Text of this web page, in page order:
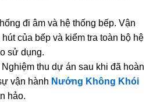
đi âm và hệ thống bếp. Vận
của bếp và kiểm tra toàn bộ hệ
sử dụng.
thu dự án sau khi đã hoàn
vận hành Nướng Không Khói
hảo.